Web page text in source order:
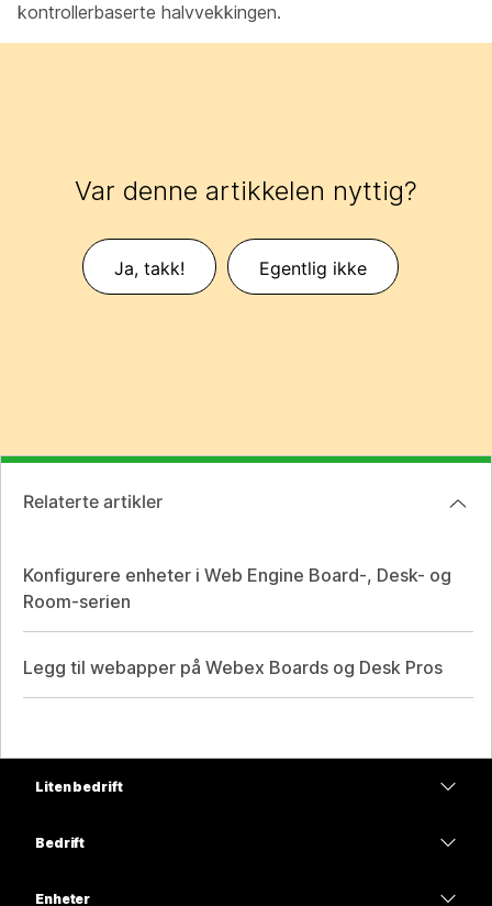
kontrollerbaserte halvvekkingen.
Var denne artikkelen nyttig?
Ja, takk! Egentlig ikke
Relaterte artikler
Konfigurere enheter i Web Engine Board-, Desk- og
Room-serien
Legg til webapper på Webex Boards og Desk Pros
Liten bedrift
Bedrift
Enheter